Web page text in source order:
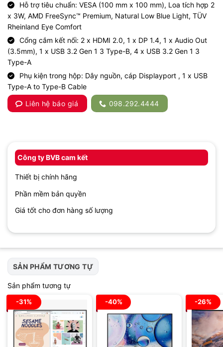
Hỗ trợ tiêu chuẩn: VESA (100 mm x 100 mm), Loa tích hợp 2
x 3W, AMD FreeSync™ Premium, Natural Low Blue Light, TÜV
Rheinland Eye Comfort
Cổng cắm kết nối: 2 x HDMI 2.0, 1 x DP 1.4, 1 x Audio Out
(3.5mm), 1 x USB 3.2 Gen 1 3 Type-B, 4 x USB 3.2 Gen 1 3
Type-A
Phụ kiện trong hộp: Dây nguồn, cáp Displayport , 1 x USB
Type-A to Type-B Cable
Liên hệ báo giá
098.292.4444
Công ty BVB cam kết
Thiết bị chính hãng
Phần mềm bản quyền
Giá tốt cho đơn hàng số lượng
SẢN PHẨM TƯƠNG TỰ
Sản phẩm tương tự
-31% -40% -26%